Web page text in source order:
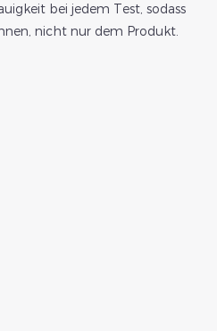
bei jedem Test, sodass
nicht nur dem Produkt.